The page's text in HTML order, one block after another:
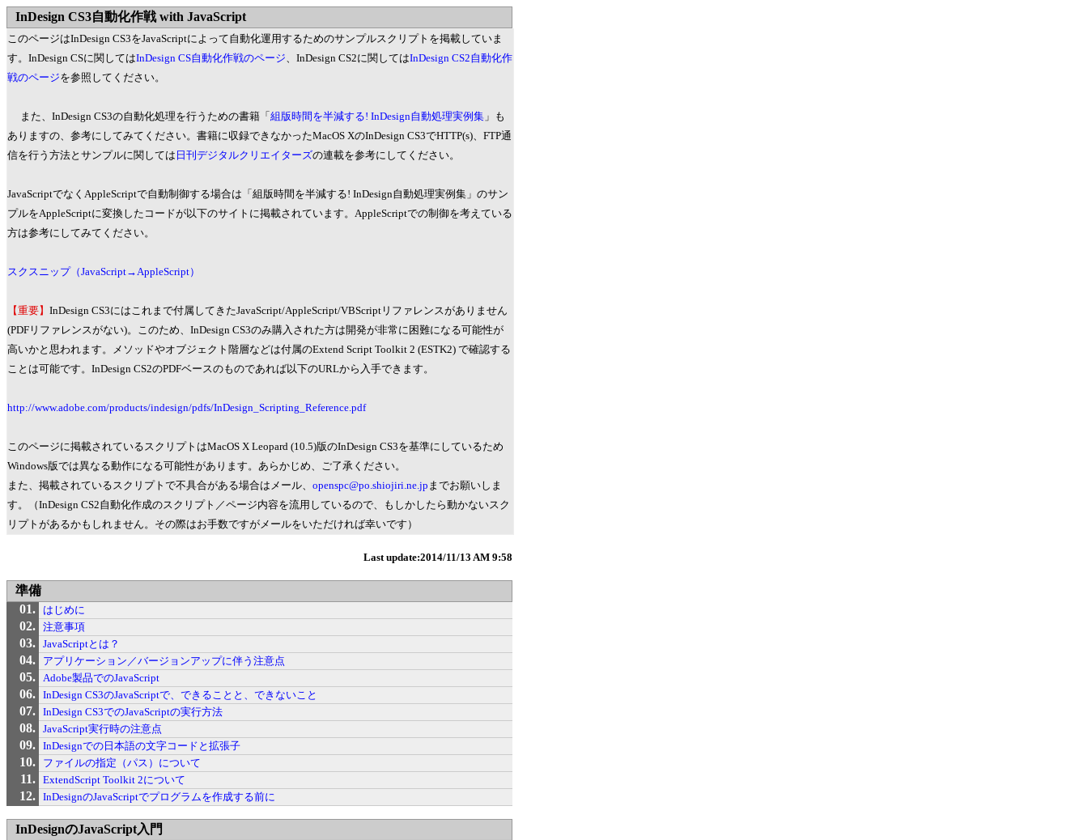
InDesign CS3自動化作戦 with JavaScript
このページはInDesign CS3をJavaScriptによって自動化運用するためのサンプルスクリプトを掲載していま
す。InDesign CSに関してはInDesign CS自動化作戦のページ、InDesign CS2に関してはInDesign CS2自動化作
戦のページを参照してください。
また、InDesign CS3の自動化処理を行うための書籍「 組版時間を半減する! InDesign自動処理実例集 」も
ありますの、参考にしてみてください。書籍に収録できなかったMacOS XのInDesign CS3でHTTP(s)、FTP通
信を行う方法とサンプルに関しては 日刊デジタルクリエイターズの連載を参考にしてください。
JavaScriptでなくAppleScriptで自動制御する場合は「組版時間を半減する! InDesign自動処理実例集」のサン
プルをAppleScriptに変換したコードが以下のサイトに掲載されています。AppleScriptでの制御を考えている
方は参考にしてみてください。
スクスニップ（JavaScript→AppleScript）
【重要】 InDesign CS3にはこれまで付属してきたJavaScript/AppleScript/VBScriptリファレンスがありません
(PDFリファレンスがない)。このため、InDesign CS3のみ購入された方は開発が非常に困難になる可能性が
高いかと思われます。メソッドやオブジェクト階層などは付属のExtend Script Toolkit 2 (ESTK2) で確認する
ことは可能です。InDesign CS2のPDFベースのものであれば以下のURLから入手できます。
http://www.adobe.com/products/indesign/pdfs/InDesign_Scripting_Reference.pdf
このページに掲載されているスクリプトはMacOS X Leopard (10.5)版のInDesign CS3を基準にしているため
Windows版では異なる動作になる可能性があります。あらかじめ、ご了承ください。
また、掲載されているスクリプトで不具合がある場合はメール、 openspc@po.shiojiri.ne.jp までお願いしま
す。（InDesign CS2自動化作成のスクリプト／ページ内容を流用しているので、もしかしたら動かないスク
リプトがあるかもしれません。その際はお手数ですがメールをいただければ幸いです）
Last update:2014/11/13 AM 9:58
準備
はじめに
注意事項
JavaScriptとは？
アプリケーション／バージョンアップに伴う注意点
Adobe製品でのJavaScript
InDesign CS3のJavaScriptで、できることと、できないこと
InDesign CS3でのJavaScriptの実行方法
JavaScript実行時の注意点
InDesignでの日本語の文字コードと拡張子
ファイルの指定（パス）について
ExtendScript Toolkit 2について
InDesignのJavaScriptでプログラムを作成する前に
InDesignのJavaScript入門